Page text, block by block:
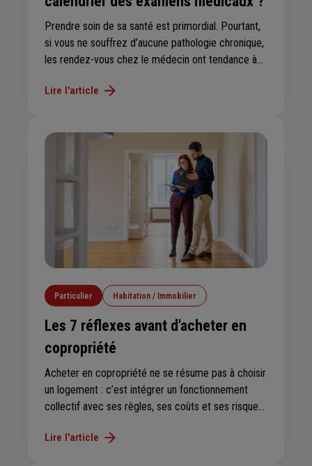
Prendre soin de sa santé est primordial. Pourtant,
si vous ne souffrez d’aucune pathologie chronique,
les rendez-vous chez le médecin ont tendance à
faire le point sur votre forme et éventuellement de
pas manquer.
Lire l'article
Particulier Habitation / Immobilier
Les 7 réflexes avant d'acheter en
copropriété
Acheter en copropriété ne se résume pas à choisir
un logement : c’est intégrer un fonctionnement
collectif avec ses règles, ses coûts et ses risques.
essentiels à vérifier pour sécuriser votre achat et
Lire l'article